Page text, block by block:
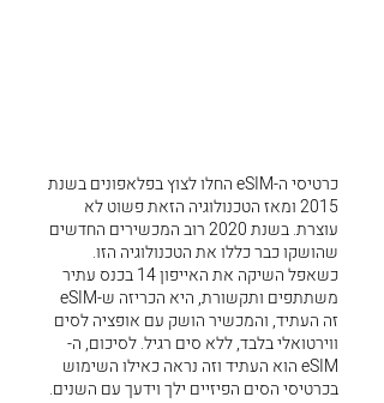
כרטיסי ה-eSIM החלו לצוץ בפלאפונים בשנת
2015 ומאז הטכנולוגיה הזאת פשוט לא
עוצרת. בשנת 2020 רוב המכשירים החדשים
שהושקו כבר כללו את הטכנולוגיה הזו.
כשאפל השיקה את האייפון 14 בכנס עתיר
משתתפים ותקשורת, היא הכריזה ש-eSIM
זה העתיד, והמכשיר הושק עם אופציה לסים
ווירטואלי בלבד, ללא סים רגיל. לסיכום, ה-
eSIM הוא העתיד וזה נראה כאילו השימוש
בכרטיסי הסים הפיזיים ילך וידעך עם השנים.